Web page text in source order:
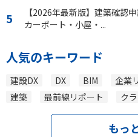
【2026年最新版】建築確認
カーポート・小屋・...
人気のキーワード
建設DX DX BIM 企業
建築
最前線リポート ク
もっ